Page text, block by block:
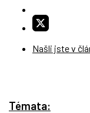
Našli jste v
Témata: